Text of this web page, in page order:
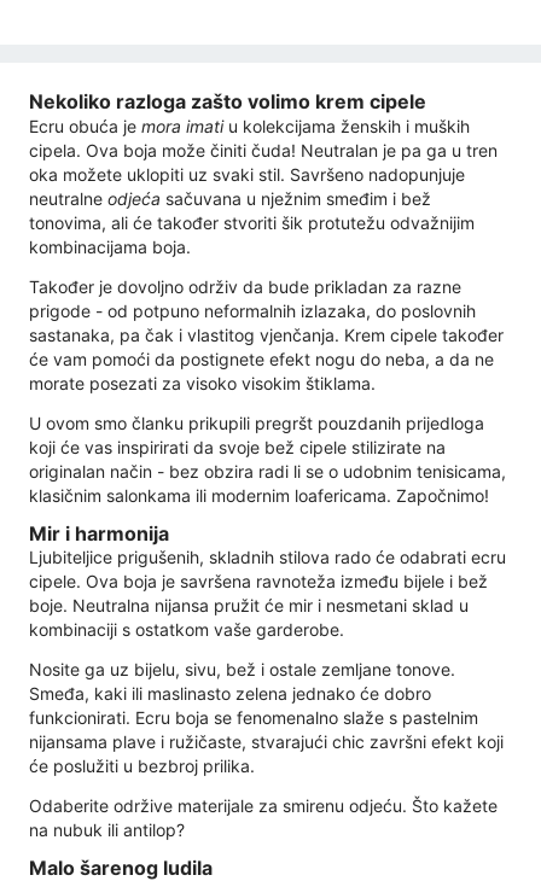
Nekoliko razloga zašto volimo krem ​​cipele
Ecru obuća je mora imatiu kolekcijama ženskih i muških
cipela. Ova boja može činiti čuda! Neutralan je pa ga u tren
oka možete uklopiti uz svaki stil. Savršeno nadopunjuje
neutralne odjeća sačuvana u nježnim smeđim i bež
tonovima, ali će također stvoriti šik protutežu odvažnijim
kombinacijama boja.
Također je dovoljno održiv da bude prikladan za razne
prigode - od potpuno neformalnih izlazaka, do poslovnih
sastanaka, pa čak i vlastitog vjenčanja. Krem cipele također
će vam pomoći da postignete efekt nogu do neba, a da ne
morate posezati za visoko visokim štiklama.
U ovom smo članku prikupili pregršt pouzdanih prijedloga
koji će vas inspirirati da svoje bež cipele stilizirate na
originalan način - bez obzira radi li se o udobnim tenisicama,
klasičnim salonkama ili modernim loafericama. Započnimo!
Mir i harmonija
Ljubiteljice prigušenih, skladnih stilova rado će odabrati ecru
cipele. Ova boja je savršena ravnoteža između bijele i bež
boje. Neutralna nijansa pružit će mir i nesmetani sklad u
kombinaciji s ostatkom vaše garderobe.
Nosite ga uz bijelu, sivu, bež i ostale zemljane tonove.
Smeđa, kaki ili maslinasto zelena jednako će dobro
funkcionirati. Ecru boja se fenomenalno slaže s pastelnim
nijansama plave i ružičaste, stvarajući chic završni efekt koji
će poslužiti u bezbroj prilika.
Odaberite održive materijale za smirenu odjeću. Što kažete
na nubuk ili antilop?
Malo šarenog ludila